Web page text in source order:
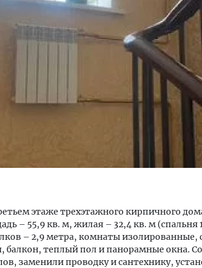
этаже трехэтажного кирпичного
– 55,9 кв. м, жилая – 32,4 кв. м (спальня
– 2,9 метра, комнаты изолированные,
балкон, теплый пол и панорамные окна.
заменили проводку и сантехнику,
Смелость архитектурных идей.